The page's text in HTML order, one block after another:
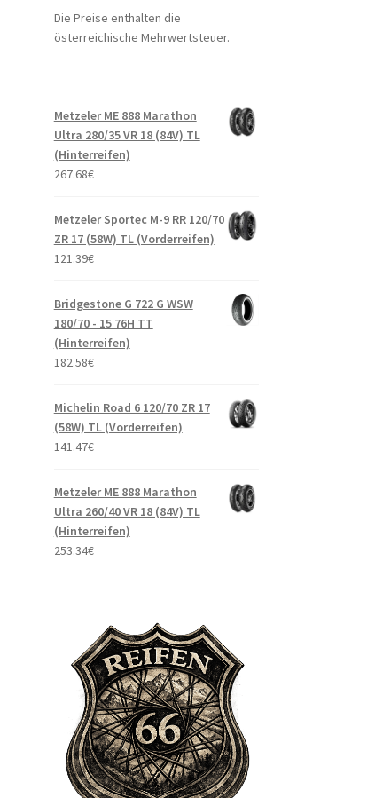
Die Preise enthalten die
österreichische Mehrwertsteuer.
Metzeler ME 888 Marathon
Ultra 280/35 VR 18 (84V) TL
(Hinterreifen)
267.68€
Metzeler Sportec M-9 RR 120/70
ZR 17 (58W) TL (Vorderreifen)
121.39€
Bridgestone G 722 G WSW
180/70 - 15 76H TT
(Hinterreifen)
182.58€
Michelin Road 6 120/70 ZR 17
(58W) TL (Vorderreifen)
141.47€
Metzeler ME 888 Marathon
Ultra 260/40 VR 18 (84V) TL
(Hinterreifen)
253.34€